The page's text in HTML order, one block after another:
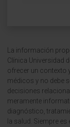
La información
Clínica Universidad
ofrecer un contexto
médicos y no debe
decisiones
meramente
diagnóstico,
la salud. Siempre